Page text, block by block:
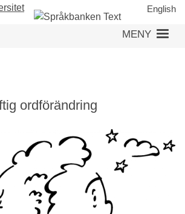
English
MENY
ordförändring